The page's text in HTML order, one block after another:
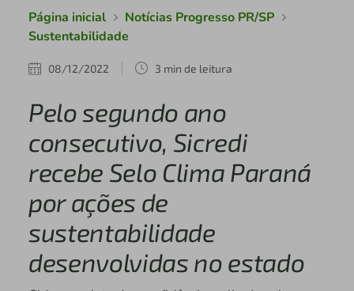
Página inicial
Notícias Progresso PR/SP
Sustentabilidade
08/12/2022 3 min de leitura
Pelo segundo ano
consecutivo, Sicredi
recebe Selo Clima Paraná
por ações de
sustentabilidade
desenvolvidas no estado